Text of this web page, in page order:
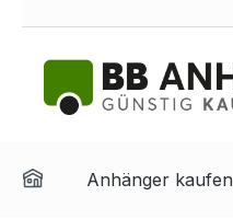
Zur
Anhänger kaufen